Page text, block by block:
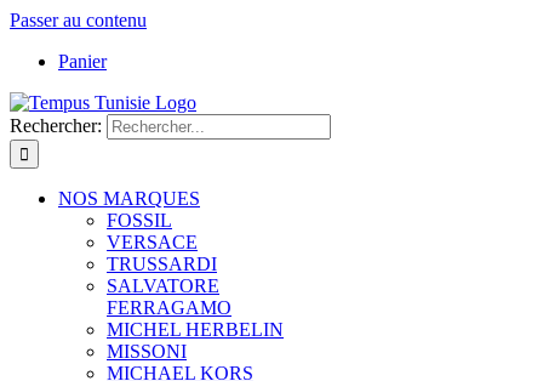
Passer au contenu
Panier
Rechercher:
NOS MARQUES
FOSSIL
VERSACE
TRUSSARDI
SALVATORE
FERRAGAMO
MICHEL HERBELIN
MISSONI
MICHAEL KORS